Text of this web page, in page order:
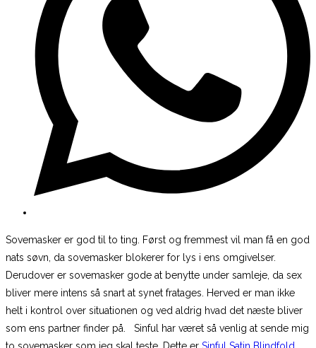
Sovemasker er god til to ting. Først og fremmest vil man få en god
nats søvn, da sovemasker blokerer for lys i ens omgivelser.
Derudover er sovemasker gode at benytte under samleje, da sex
bliver mere intens så snart at synet fratages. Herved er man ikke
helt i kontrol over situationen og ved aldrig hvad det næste bliver
som ens partner finder på. Sinful har været så venlig at sende mig